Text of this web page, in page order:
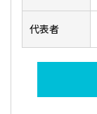
代表者